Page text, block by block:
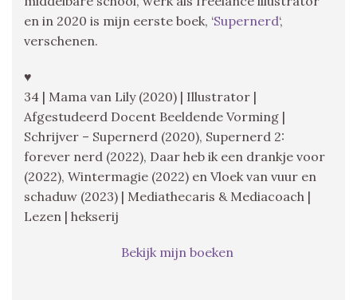
en in 2020 is mijn eerste boek, ‘Supernerd‘,
verschenen.
♥
34 | Mama van Lily (2020) | Illustrator |
Afgestudeerd Docent Beeldende Vorming |
Schrijver – Supernerd (2020), Supernerd 2:
forever nerd (2022), Daar heb ik een drankje voor
(2022), Wintermagie (2022) en Vloek van vuur en
schaduw (2023) | Mediathecaris & Mediacoach |
Lezen | hekserij
Bekijk mijn boeken